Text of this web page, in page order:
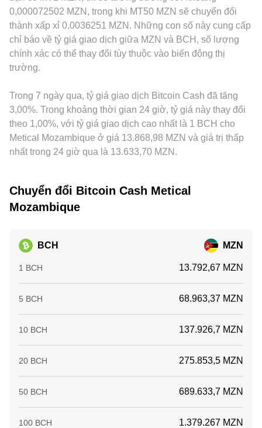
thuật như funding rate trên thị trường hợp đồng tương lai
BCH, đáo hạn quyền chọn, biến động basis giữa các kỳ hạn,
và dòng chảy của các ví lớn (whale) hay thợ đào trên chuỗi,
thường làm tăng biến động ngắn hạn quanh xu hướng chính
của tỷ lệ chuyển đổi BCH/MZN.
cận biên tương đương với y/x, và mỗi giao dịch lớn sẽ tác
động đến giá do làm thay đổi cân bằng dự trữ. Tất cả các cơ
chế trên kết hợp lại tạo nên tỷ lệ chuyển đổi BCH/MZN mà
người dùng quan sát được tại thời điểm giao dịch.
đổi sang MZN. Thêm vào đó, trên nhiều nền tảng, BCH chủ
yếu được định giá qua BCH/USDT trước khi quy đổi sang
MZN; nếu USDT giao dịch chênh so với MZN
(premium/discount so với các nhà cung cấp chuyển đổi),
chênh lệch này sẽ phản ánh vào tỷ lệ BCH/MZN niêm yết.
Hoạt động arbitrage giữa các sàn giúp thu hẹp chênh lệch,
giao dịch, giới hạn rút/nạp, và rủi ro biến động, nên mức giá
vẫn có thể khác nhau theo thời điểm và địa điểm.
0,000072502 MZN, trong khi MT50 MZN sẽ chuyển đổi
thành xấp xỉ 0,0036251 MZN. Những con số này cung cấp
chỉ báo về tỷ giá giao dịch giữa MZN và BCH, số lượng
chính xác có thể thay đổi tùy thuộc vào biến động thị
trường.
Trong 7 ngày qua, tỷ giá giao dịch Bitcoin Cash đã tăng
3,00%. Trong khoảng thời gian 24 giờ, tỷ giá này thay đổi
theo 1,00%, với tỷ giá giao dịch cao nhất là 1 BCH cho
Metical Mozambique ở giá 13.868,98 MZN và giá trị thấp
nhất trong 24 giờ qua là 13.633,70 MZN.
Chuyển đổi Bitcoin Cash Metical
Mozambique
BCH MZN
1 BCH 13.792,67 MZN
5 BCH 68.963,37 MZN
10 BCH 137.926,7 MZN
20 BCH 275.853,5 MZN
50 BCH 689.633,7 MZN
100 BCH 1.379.267 MZN